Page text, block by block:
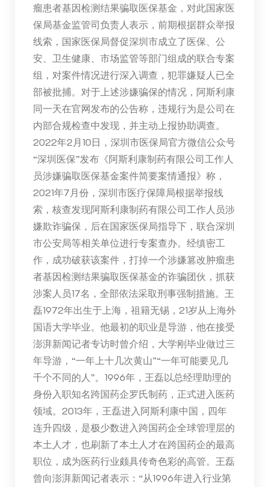
瘤患者基因检测结果骗取医保基金，对此国家医
保局基金监管司负责人表示，前期根据群众举报
线索，国家医保局督促深圳市成立了医保、公
安、卫生健康、市场监管等部门组成的联合专案
组，对案件情况进行深入调查，犯罪嫌疑人已全
部被批捕。对于上述涉嫌骗保的情况，阿斯利康
同一天在官网发布的公告称，违规行为是公司在
内部合规检查中发现，并主动上报协助调查。
2022年2月10日，深圳市医保局官方微信公众号
“深圳医保”发布《阿斯利康制药有限公司工作人
员涉嫌骗取医保基金案件简要案情通报》称，
2021年7月份，深圳市医疗保障局根据举报线
索，核查发现阿斯利康制药有限公司工作人员涉
嫌欺诈骗保，后在国家医保局指导下，联合深圳
市公安局等相关单位进行专案查办。经缜密工
作，成功破获该案件，打掉一个涉嫌篡改肿瘤患
者基因检测结果骗取医保基金的诈骗团伙，抓获
涉案人员17名，全部依法采取刑事强制措施。王
磊1972年出生于上海，祖籍无锡，21岁从上海外
国语大学毕业。他最初的职业是导游，他在接受
澎湃新闻记者专访时曾介绍，大学刚毕业做过三
年导游，“一年上十几次黄山”“一年可能要见几
千个不同的人”。1996年，王磊以总经理助理的
身份入职知名跨国药企罗氏制药，正式进入医药
领域。2013年，王磊进入阿斯利康中国，四年
连升四级，是极少数进入跨国药企全球管理层的
本土人才，也刷新了本土人才在跨国药企的最高
职位，成为医药行业颇具传奇色彩的高管。王磊
曾向澎湃新闻记者表示：“从1996年进入行业第